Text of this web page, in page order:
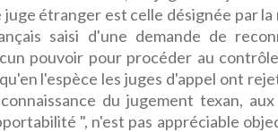
juge étranger est celle désignée par
saisi d'une demande de
pouvoir pour procéder au
l'espèce les juges d'appel ont
du jugement texan,
", n'est pas appréciable